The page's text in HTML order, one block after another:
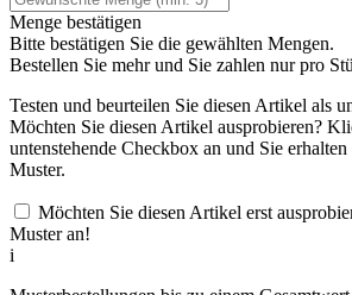
Menge bestätigen
Bitte bestätigen Sie die gewählten Mengen.
Bestellen Sie mehr und Sie zahlen nurpro
Testen und beurteilen Sie diesen Artikel als
Möchten Sie diesen Artikel ausprobieren?
untenstehende Checkbox an und Sie
Muster.
Möchten Sie diesen Artikel erst
Muster an!
i